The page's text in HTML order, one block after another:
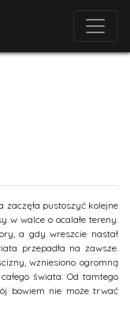
zaczęła pustoszyć kolejne
walce o ocalałe tereny.
a gdy wreszcie nastał
przepadła na zawsze.
wzniesiono ogromną
świata. Od tamtego
bowiem nie może trwać